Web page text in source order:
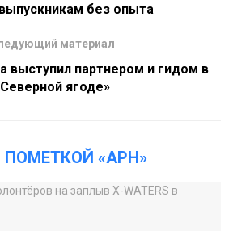
без опыта
материал
выступил партнером и гидом в
ягоде»
«АРН»